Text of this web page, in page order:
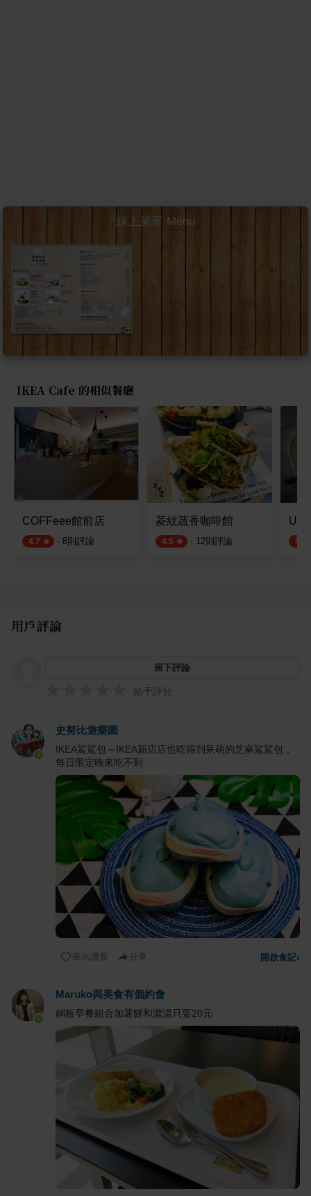
線上菜單 Menu
IKEA Cafe 的相似餐廳
COFFeee館前店
4.7 · 8則評論
菱紋蔬香咖啡館
4.5 · 12則評論 5.0
用戶評論
留下評論
給予評分
史努比遊樂園
IKEA鯊鯊包～IKEA新店店也吃得到呆萌的芝麻鯊鯊包，
每日限定晚來吃不到
表示讚賞 分享 開啟食記›
Maruko與美食有個約會
銅板早餐組合加薯餅和濃湯只要20元